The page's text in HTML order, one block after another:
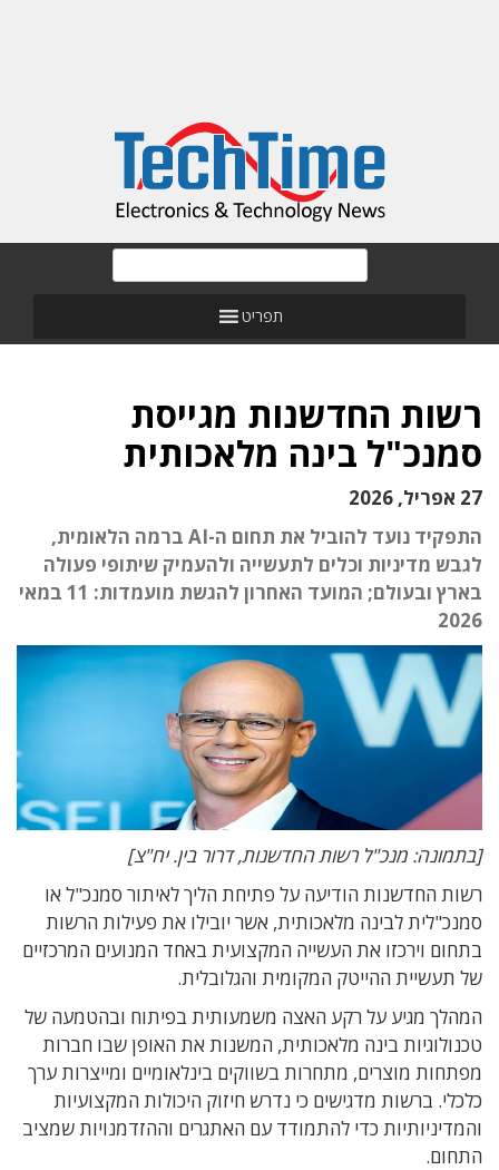
תפריט
רשות החדשנות מגייסת
סמנכ"ל בינה מלאכותית
27 אפריל, 2026
התפקיד נועד להוביל את תחום ה-AI ברמה הלאומית,
לגבש מדיניות וכלים לתעשייה ולהעמיק שיתופי פעולה
בארץ ובעולם; המועד האחרון להגשת מועמדות: 11 במאי
2026
[בתמונה: מנכ"ל רשות החדשנות, דרור בין. יח"צ]
רשות החדשנות הודיעה על פתיחת הליך לאיתור סמנכ"ל או
סמנכ"לית לבינה מלאכותית, אשר יובילו את פעילות הרשות
בתחום וירכזו את העשייה המקצועית באחד המנועים המרכזיים
של תעשיית ההייטק המקומית והגלובלית.
המהלך מגיע על רקע האצה משמעותית בפיתוח ובהטמעה של
טכנולוגיות בינה מלאכותית, המשנות את האופן שבו חברות
מפתחות מוצרים, מתחרות בשווקים בינלאומיים ומייצרות ערך
כלכלי. ברשות מדגישים כי נדרש חיזוק היכולות המקצועיות
והמדיניותיות כדי להתמודד עם האתגרים וההזדמנויות שמציב
התחום.